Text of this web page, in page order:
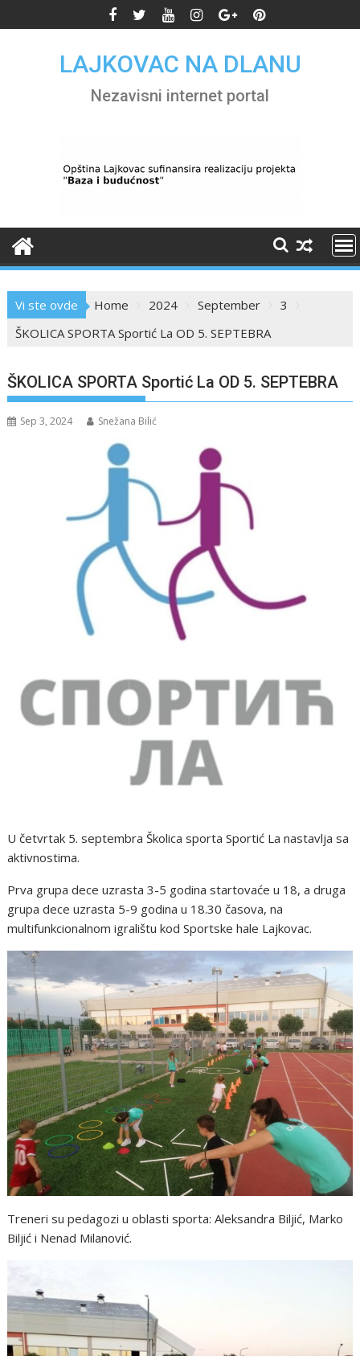
to
LAJKOVAC NA DLANU
Nezavisni internet portal
Vi ste ovde Home 2024 September
3
ŠKOLICA SPORTA Sportić La OD 5. SEPTEBRA
ŠKOLICA SPORTA Sportić La OD 5. SEPTEBRA
Sep 3, 2024 Snežana Bilić
U četvrtak 5. septembra Školica sporta Sportić La nastavlja sa
aktivnostima.
Prva grupa dece uzrasta 3-5 godina startovaće u 18, a druga
grupa dece uzrasta 5-9 godina u 18.30 časova, na
multifunkcionalnom igralištu kod Sportske hale Lajkovac.
Treneri su pedagozi u oblasti sporta: Aleksandra Biljić, Marko
Biljić i Nenad Milanović.